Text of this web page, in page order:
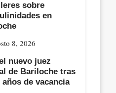
sobre
en
8, 2026
nuevo juez
de Bariloche tras
de vacancia